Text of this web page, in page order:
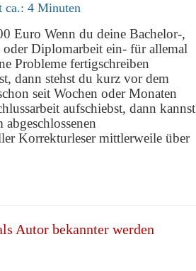
ca.: 4 Minuten
Euro Wenn du deine Bachelor-,
oder Diplomarbeit ein- für allemal
Probleme fertigschreiben
dann stehst du kurz vor dem
seit Wochen oder Monaten
aufschiebst, dann kannst
Korrekturleser mittlerweile über
Autor bekannter werden